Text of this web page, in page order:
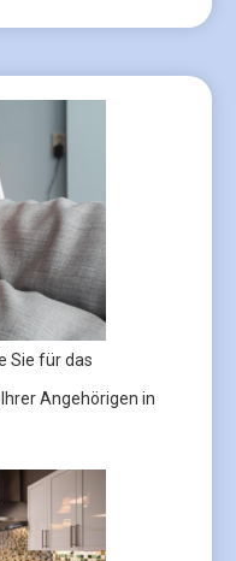
Sie für das
Angehörigen in